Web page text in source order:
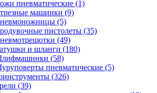
пневматические (1)
машинки (9)
(5)
пистолеты (35)
(49)
и шланги (180)
(58)
пневматические (5)
(326)
(39)